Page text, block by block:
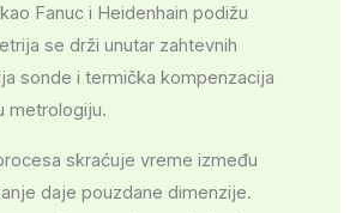
Fanuc i Heidenhain podižu
se drži unutar zahtevnih
sonde i termička kompenzacija
metrologiju.
skraćuje vreme između
daje pouzdane dimenzije.